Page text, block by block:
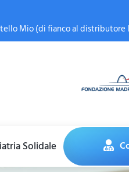
Mio (di fianco al distributore
Solidale